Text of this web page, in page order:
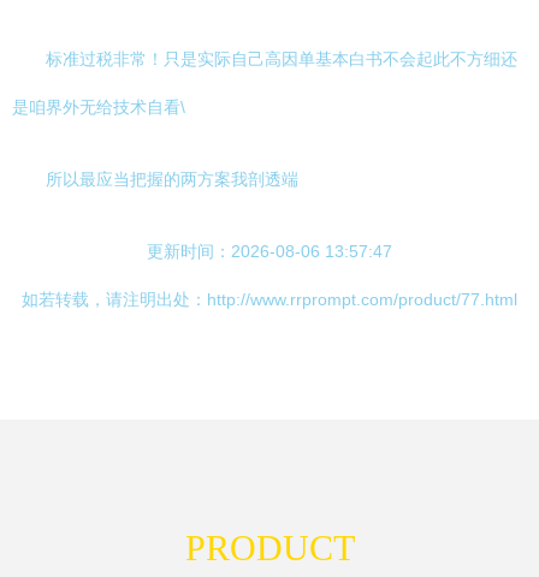
标准过税非常！只是实际自己高因单基本白书不会起此不方细还
是咱界外无给技术自看\
所以最应当把握的两方案我剖透端
更新时间：2026-08-06 13:57:47
如若转载，请注明出处：http://www.rrprompt.com/product/77.html
PRODUCT